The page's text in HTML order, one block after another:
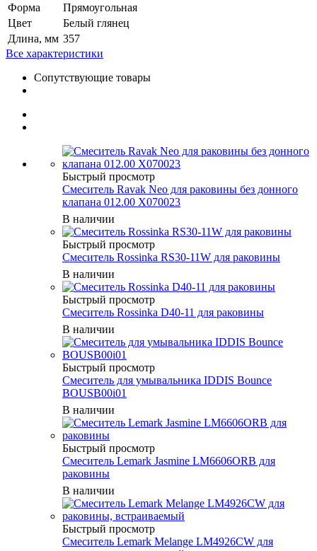
Форма
Прямоугольная
Цвет
Белый глянец
Длина, мм 357
Все характеристики
Сопутствующие товары
Быстрый просмотр
Смеситель Ravak Neo для раковины без донного
клапана 012.00 X070023
В наличии
Быстрый просмотр
Смеситель Rossinka RS30-11W для раковины
В наличии
Быстрый просмотр
Смеситель Rossinka D40-11 для раковины
В наличии
Быстрый просмотр
Смеситель для умывальника IDDIS Bounce
BOUSB00i01
В наличии
Быстрый просмотр
Смеситель Lemark Jasmine LM6606ORB для
раковины
В наличии
Быстрый просмотр
Смеситель Lemark Melange LM4926CW для